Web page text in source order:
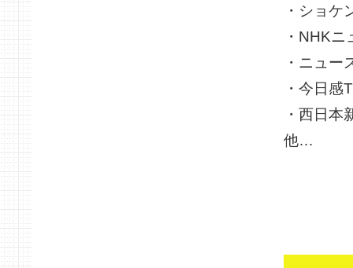
・ショケ
・NHKニ
・ニュー
・今日感
・西日本
他…